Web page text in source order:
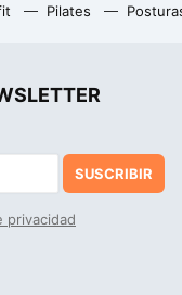
Pilates
SUSCRIBIR
privacidad